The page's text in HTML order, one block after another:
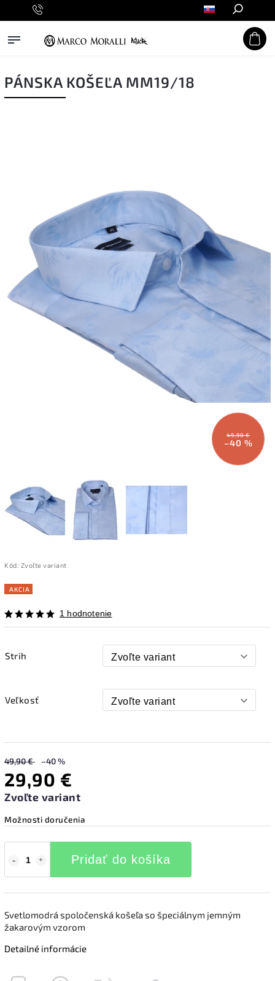
Hľadať
PÁNSKA KOŠEĽA MM19/18
49,90 €
–40 %
Kód: Zvoľte variant
AKCIA
1 hodnotenie
Strih
Veľkosť
49,90 € –40 %
29,90 €
Zvoľte variant
Možnosti doručenia
Pridať do košíka
Svetlomodrá spoločenská košeľa so špeciálnym jemným
žakarovým vzorom
Detailné informácie